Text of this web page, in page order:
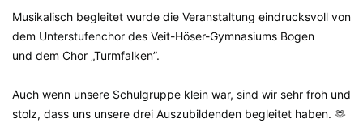
Musikalisch begleitet wurde die Veranstaltung eindrucksvoll von
dem Unterstufenchor des Veit-Höser-Gymnasiums Bogen
und dem Chor „Turmfalken”.
Auch wenn unsere Schulgruppe klein war, sind wir sehr froh und
stolz, dass uns unsere drei Auszubildenden begleitet haben. 🫶